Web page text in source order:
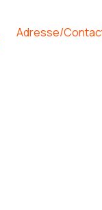
Adresse/